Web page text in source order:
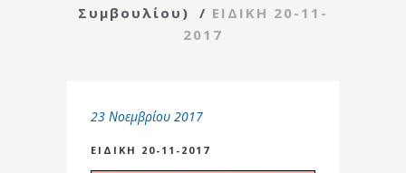
Συμβουλίου)
/ ΕΙΔΙΚΗ 20-11-
2017
23 Νοεμβρίου 2017
ΕΙΔΙΚΗ 20-11-2017